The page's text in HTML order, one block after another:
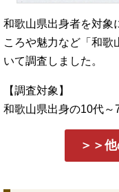
和歌山県出身者を対象
ころや魅力など「和歌
いて調査しました。
【調査対象】
和歌山県出身の10代～
＞＞